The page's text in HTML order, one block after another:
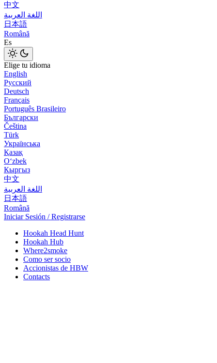
中文
اللغة العربية
日本語
Română
Es
Elige tu idioma
English
Русский
Deutsch
Français
Português Brasileiro
Български
Čeština
Türk
Українська
Қазақ
Оʻzbek
Кыргыз
中文
اللغة العربية
日本語
Română
Iniciar Sesión / Registrarse
Hookah Head Hunt
Hookah Hub
Where2smoke
Como ser socio
Accionistas de HBW
Contacts